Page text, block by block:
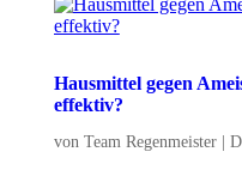
Hausmittel gegen
effektiv?
von Team Regenmeister|